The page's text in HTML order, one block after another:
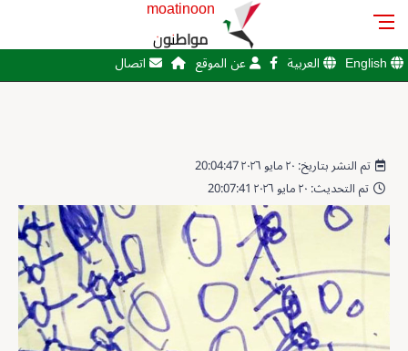
moatinoon
مواطنون
English العربية عن الموقع اتصال
تم النشر بتاريخ: ٢٠ مايو ٢٠٢٦ 20:04:47
تم التحديث: ٢٠ مايو ٢٠٢٦ 20:07:41